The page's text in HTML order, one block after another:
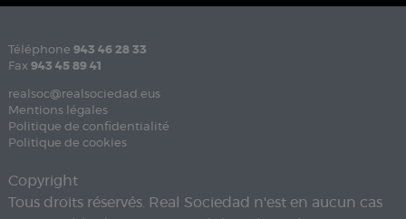
Téléphone 943 46 28 33
Fax 943 45 89 41
realsoc@realsociedad.eus
Mentions légales
Politique de confidentialité
Politique de cookies
Copyright
Tous droits réservés. Real Sociedad n'est en aucun cas